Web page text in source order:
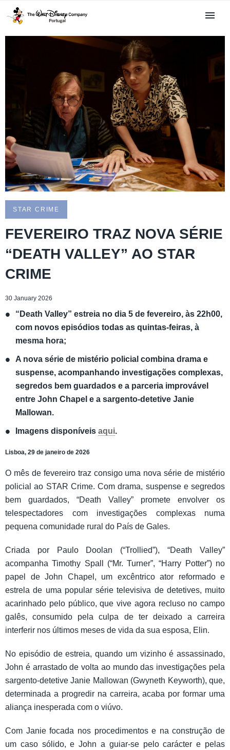
STAR CRIME
FEVEREIRO TRAZ NOVA SÉRIE
“DEATH VALLEY” AO STAR
CRIME
30 January 2026
“Death Valley” estreia no dia 5 de fevereiro, às 22h00,
com novos episódios todas as quintas-feiras, à
mesma hora;
A nova série de mistério policial combina drama e
suspense, acompanhando investigações complexas,
segredos bem guardados e a parceria improvável
entre John Chapel e a sargento-detetive Janie
Mallowan.
Imagens disponíveis aqui.
Lisboa, 29 de janeiro de 2026
O mês de fevereiro traz consigo uma nova série de mistério
policial ao STAR Crime. Com drama, suspense e segredos
bem guardados, “Death Valley” promete envolver os
telespectadores com investigações complexas numa
pequena comunidade rural do País de Gales.
Criada por Paulo Doolan (“Trollied”), “Death Valley”
acompanha Timothy Spall (“Mr. Turner”, “Harry Potter”) no
papel de John Chapel, um excêntrico ator reformado e
estrela de uma popular série televisiva de detetives, muito
acarinhado pelo público, que vive agora recluso no campo
galês, consumido pela culpa de ter deixado a carreira
interferir nos últimos meses de vida da sua esposa, Elin.
No episódio de estreia, quando um vizinho é assassinado,
John é arrastado de volta ao mundo das investigações pela
sargento-detetive Janie Mallowan (Gwyneth Keyworth), que,
determinada a progredir na carreira, acaba por formar uma
aliança inesperada com o viúvo.
Com Janie focada nos procedimentos e na construção de
um caso sólido, e John a guiar-se pelo carácter e pelas